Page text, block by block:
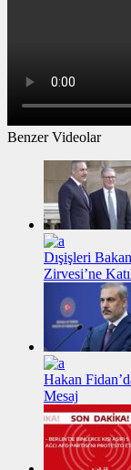
Benzer Videolar
Dışişleri
Zirvesi’ne
Hakan
Mesaj